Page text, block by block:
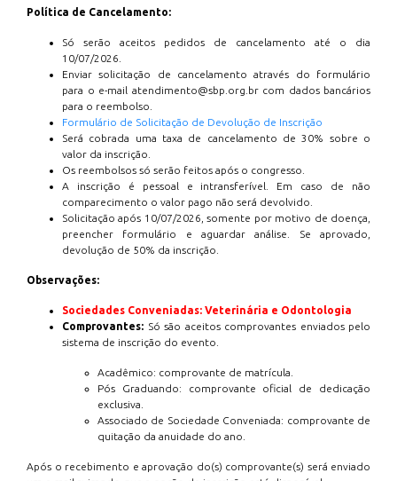
Política de Cancelamento:
Só serão aceitos pedidos de cancelamento até o dia
10/07/2026.
Enviar solicitação de cancelamento através do formulário
para o e-mail atendimento@sbp.org.br com dados bancários
para o reembolso.
Formulário de Solicitação de Devolução de Inscrição
Será cobrada uma taxa de cancelamento de 30% sobre o
valor da inscrição.
Os reembolsos só serão feitos após o congresso.
A inscrição é pessoal e intransferível. Em caso de não
comparecimento o valor pago não será devolvido.
Solicitação após 10/07/2026, somente por motivo de doença,
preencher formulário e aguardar análise. Se aprovado,
devolução de 50% da inscrição.
Observações:
Sociedades Conveniadas: Veterinária e Odontologia
Comprovantes: Só são aceitos comprovantes enviados pelo
sistema de inscrição do evento.
Acadêmico: comprovante de matrícula.
Pós Graduando: comprovante oficial de dedicação
exclusiva.
Associado de Sociedade Conveniada: comprovante de
quitação da anuidade do ano.
Após o recebimento e aprovação do(s) comprovante(s) será enviado